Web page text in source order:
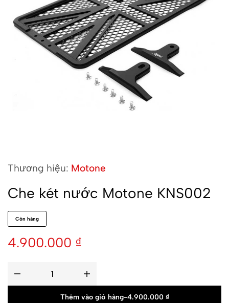
Thương hiệu: Motone
Che két nước Motone KNS002
Còn hàng
4.900.000 ₫
Thêm vào giỏ hàng-4.900.000 ₫